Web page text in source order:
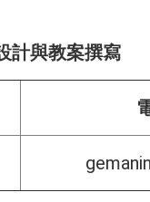
計與教案撰寫